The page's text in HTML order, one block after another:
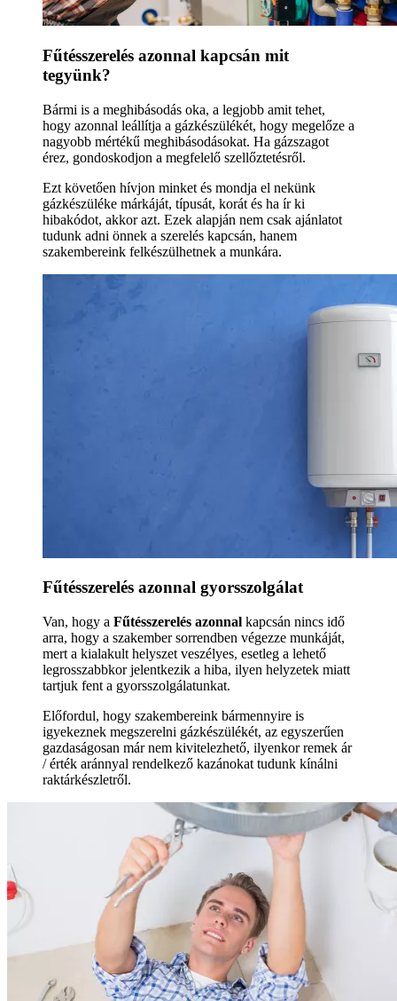
Fűtésszerelés azonnal kapcsán mit
tegyünk?
Bármi is a meghibásodás oka, a legjobb amit tehet,
hogy azonnal leállítja a gázkészülékét, hogy megelőze a
nagyobb mértékű meghibásodásokat. Ha gázszagot
érez, gondoskodjon a megfelelő szellőztetésről.
Ezt követően hívjon minket és mondja el nekünk
gázkészüléke márkáját, típusát, korát és ha ír ki
hibakódot, akkor azt. Ezek alapján nem csak ajánlatot
tudunk adni önnek a szerelés kapcsán, hanem
szakembereink felkészülhetnek a munkára.
Fűtésszerelés azonnal gyorsszolgálat
Van, hogy a Fűtésszerelés azonnal kapcsán nincs idő
arra, hogy a szakember sorrendben végezze munkáját,
mert a kialakult helyszet veszélyes, esetleg a lehető
legrosszabbkor jelentkezik a hiba, ilyen helyzetek miatt
tartjuk fent a gyorsszolgálatunkat.
Előfordul, hogy szakembereink bármennyire is
igyekeznek megszerelni gázkészülékét, az egyszerűen
gazdaságosan már nem kivitelezhető, ilyenkor remek ár
/ érték aránnyal rendelkező kazánokat tudunk kínálni
raktárkészletről.